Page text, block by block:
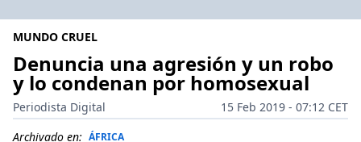
MUNDO CRUEL
Denuncia una agresión y un robo
y lo condenan por homosexual
Periodista Digital
15 Feb 2019 - 07:12 CET
Archivado en: ÁFRICA